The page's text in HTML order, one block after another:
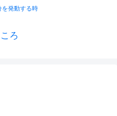
を発動する時
ろ